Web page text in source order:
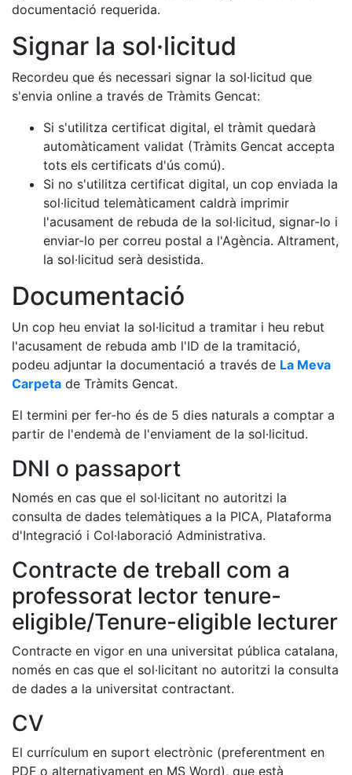
documentació requerida.
Signar la sol·licitud
Recordeu que és necessari signar la sol·licitud que
s'envia online a través de Tràmits Gencat:
Si s'utilitza certificat digital, el tràmit quedarà
automàticament validat (Tràmits Gencat accepta
tots els certificats d'ús comú).
Si no s'utilitza certificat digital, un cop enviada la
sol·licitud telemàticament caldrà imprimir
l'acusament de rebuda de la sol·licitud, signar-lo i
enviar-lo per correu postal a l'Agència. Altrament,
la sol·licitud serà desistida.
Documentació
Un cop heu enviat la sol·licitud a tramitar i heu rebut
l'acusament de rebuda amb l'ID de la tramitació,
podeu adjuntar la documentació a través de La Meva
Carpeta de Tràmits Gencat.
El termini per fer-ho és de 5 dies naturals a comptar a
partir de l'endemà de l'enviament de la sol·licitud.
DNI o passaport
Només en cas que el sol·licitant no autoritzi la
consulta de dades telemàtiques a la PICA, Plataforma
d'Integració i Col·laboració Administrativa.
Contracte de treball com a
professorat lector tenure-
eligible/Tenure-eligible lecturer
Contracte en vigor en una universitat pública catalana,
només en cas que el sol·licitant no autoritzi la consulta
de dades a la universitat contractant.
CV
El currículum en suport electrònic (preferentment en
PDF o alternativament en MS Word), que està